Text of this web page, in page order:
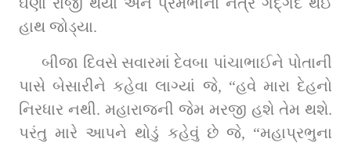
હાથ જોડ્યા.
બીજા દિવસે સવારમાં દેવબા પાંચાભાઈને પોતાની
પાસે બેસારીને કહેવા લાગ્યાં જે, “હવે મારા દેહનો
નિરધાર નથી. મહારાજની જેમ મરજી હશે તેમ થશે.
પરંતુ મારે આપને થોડું કહેવું છે જે, “મહાપ્રભુના